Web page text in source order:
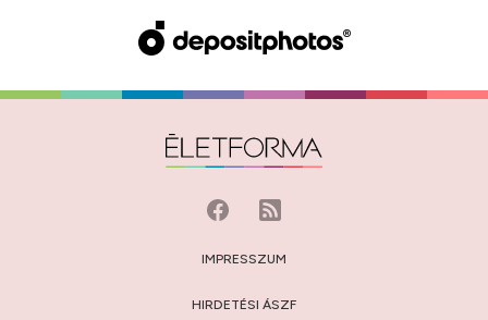
IMPRESSZUM
HIRDETÉSI ÁSZF